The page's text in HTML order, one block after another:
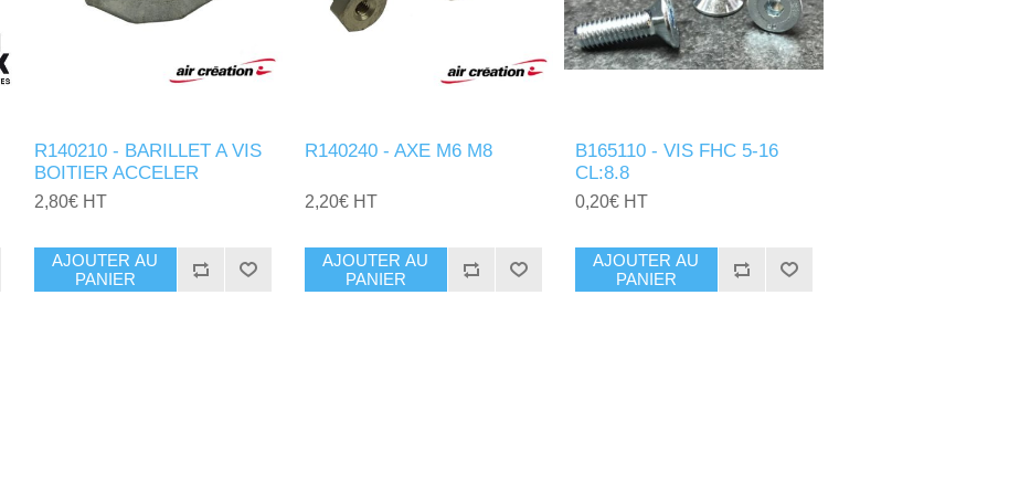
R140210 - BARILLET A VIS
BOITIER ACCELER
2,80€ HT
AJOUTER AU
PANIER
R140240 - AXE M6 M8
2,20€ HT
AJOUTER AU
PANIER
B165110 - VIS FHC 5-16
CL:8.8
0,20€ HT
AJOUTER AU
PANIER